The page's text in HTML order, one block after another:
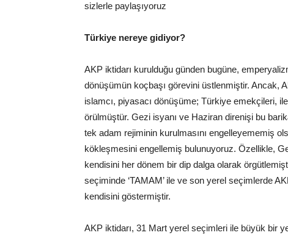
sizlerle paylaşıyoruz
Türkiye nereye gidiyor?
AKP iktidarı kurulduğu günden bugüne,
dönüşümün koçbaşı görevini üstlenmiştir. Ancak,
islamcı, piyasacı dönüşüme; Türkiye emekçileri,
örülmüştür. Gezi isyanı ve Haziran direnişi bu
tek adam rejiminin kurulmasını engelleyememiş
kökleşmesini engellemiş bulunuyoruz. Özellikle,
kendisini her dönem bir dip dalga olarak
seçiminde ‘TAMAM’ ile ve son yerel seçimlerde
kendisini göstermiştir.
AKP iktidarı, 31 Mart yerel seçimleri ile büyük bir